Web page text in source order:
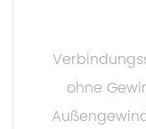
ohne